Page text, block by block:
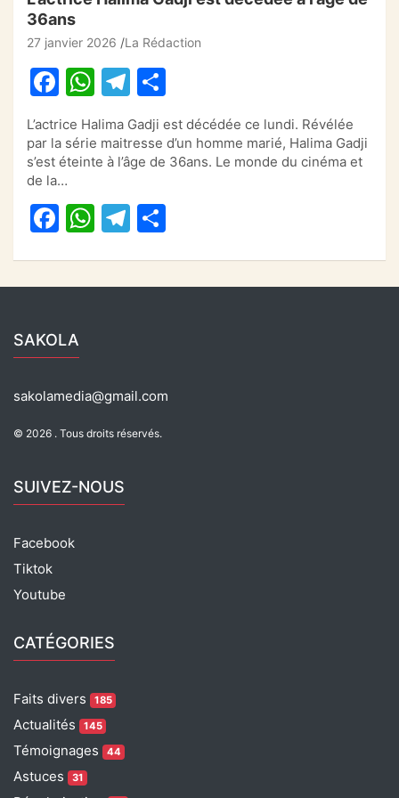
36ans
27 janvier 2026 La Rédaction
F
c
e
b
o
o
k
W
at
s
A
p
p
T
e
gr
a
m
ta
g
L’actrice Halima Gadji est décédée ce lundi. Révélée
par la série maitresse d’un homme marié, Halima Gadji
s’est éteinte à l’âge de 36ans. Le monde du cinéma et
de la…
F
b
o
o
W
p
T
SAKOLA
sakolamedia@gmail.com
© 2026 . Tous droits réservés.
SUIVEZ-NOUS
Facebook
Tiktok
Youtube
CATÉGORIES
Faits divers 185
Actualités 145
Témoignages 44
Astuces 31